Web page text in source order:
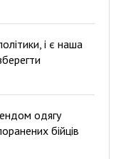
і є наша
одягу
бійців